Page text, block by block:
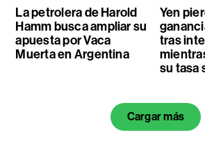
La petrolera de Harold
Hamm busca ampliar su
apuesta por Vaca
Muerta en Argentina
Yen
tras
su tasa
Cargar más